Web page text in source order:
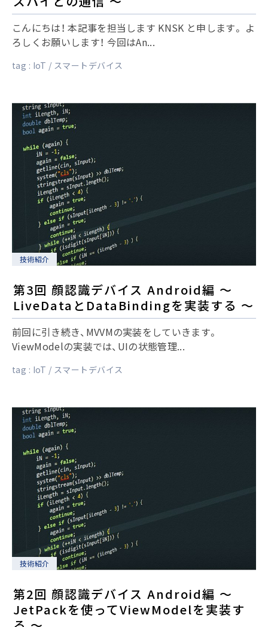
こんにちは！ 本記事を担当します KNSK と申します。 よ
ろしくお願いします！ 今回はAn...
tag : IoT スマートデバイス
技術紹介
第3回 顔認識デバイス Android編 〜
LiveDataとDataBindingを実装する 〜
前回に引き続き、MVVMの実装をしていきます。
ViewModelの実装では、UIの状態管理...
tag : IoT スマートデバイス
技術紹介
第2回 顔認識デバイス Android編 〜
JetPackを使ってViewModelを実装す